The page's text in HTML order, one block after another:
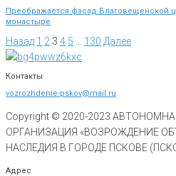
Преображается фасад Благовещенской
монастыре
Назад 1 2 3 4 5 130 Далее
Контакты
vozrozhdenie-pskov@mail.ru
Copyright © 2020-2023
ОРГАНИЗАЦИЯ «ВОЗРОЖДЕНИЕ
НАСЛЕДИЯ В ГОРОДЕ ПСКОВЕ
Адрес